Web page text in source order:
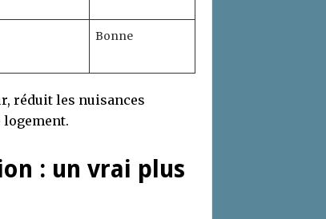
Bonne
réduit les nuisances
logement.
: un vrai plus